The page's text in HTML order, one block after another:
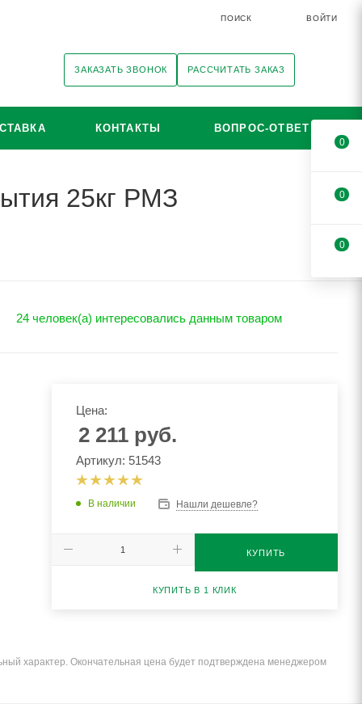
ПОИСК ВОЙТИ
ЗАКАЗАТЬ ЗВОНОК РАССЧИТАТЬ ЗАКАЗ
КОНТАКТЫ ВОПРОС-ОТВЕТ
25кг РМЗ
24 человек(а) интересовались данным товаром
Цена:
2 211руб.
Артикул: 51543
В наличии Нашли дешевле?
КУПИТЬ
КУПИТЬ В 1 КЛИК
характер. Окончательная цена будет подтверждена менеджером
0
0
0